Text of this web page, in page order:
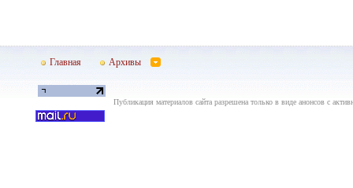
Главная Архивы
Публикация материалов сайта разрешена только в виде анонсов с